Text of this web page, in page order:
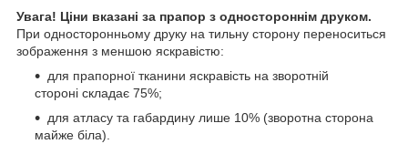
Увага! Ціни вказані за прапор з одностороннім друком.
При односторонньому друку на тильну сторону переноситься
зображення з меншою яскравістю:
для прапорної тканини яскравість на зворотній
стороні складає 75%;
для атласу та габардину лише 10% (зворотна сторона
майже біла).